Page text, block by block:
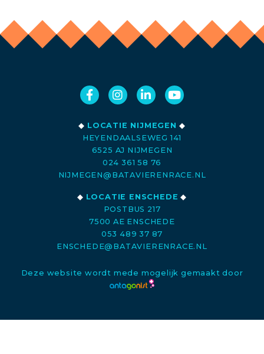
◆ LOCATIE NIJMEGEN ◆
HEYENDAALSEWEG 141
6525 AJ NIJMEGEN
024 361 58 76
NIJMEGEN@BATAVIERENRACE.NL
◆ LOCATIE ENSCHEDE ◆
POSTBUS 217
7500 AE ENSCHEDE
053 489 37 87
ENSCHEDE@BATAVIERENRACE.NL
Deze website wordt mede mogelijk gemaakt door